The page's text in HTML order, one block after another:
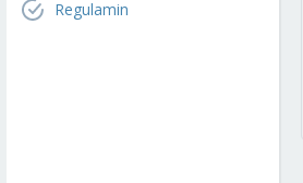
Regulamin